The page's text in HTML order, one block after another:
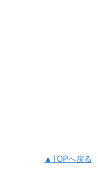
▲TOPへ戻る